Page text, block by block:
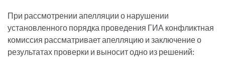
При рассмотрении апелляции о нарушении
установленного порядка проведения ГИА конфликтная
комиссия рассматривает апелляцию и заключение о
результатах проверки и выносит одно из решений: